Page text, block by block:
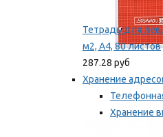
Тетрадь для
м2, А4, 80 листов
287.28 руб
Хранение
Хранение